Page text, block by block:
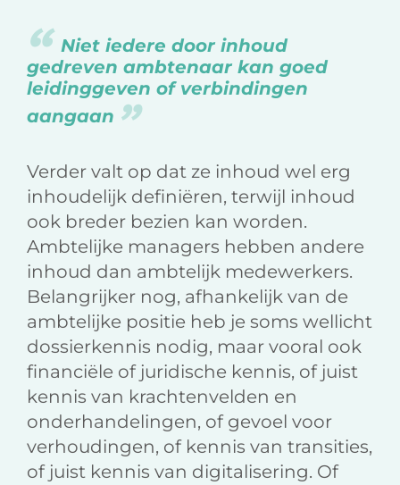
Niet iedere door inhoud
gedreven ambtenaar kan goed
leidinggeven of verbindingen
aangaan
Verder valt op dat ze inhoud wel erg
inhoudelijk definiëren, terwijl inhoud
ook breder bezien kan worden.
Ambtelijke managers hebben andere
inhoud dan ambtelijk medewerkers.
Belangrijker nog, afhankelijk van de
ambtelijke positie heb je soms wellicht
dossierkennis nodig, maar vooral ook
financiële of juridische kennis, of juist
kennis van krachtenvelden en
onderhandelingen, of gevoel voor
verhoudingen, of kennis van transities,
of juist kennis van digitalisering. Of